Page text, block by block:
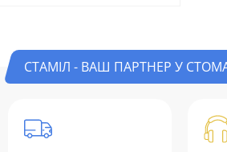
СТАМІЛ - ВАШ ПАРТНЕР У